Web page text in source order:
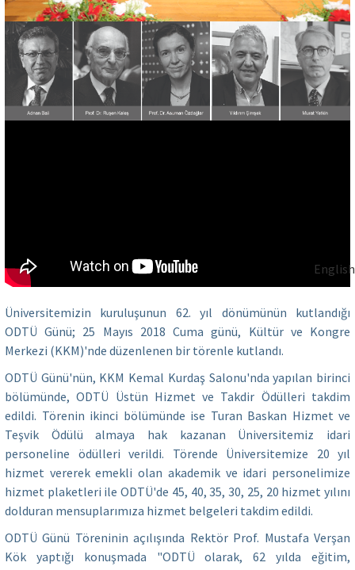
English
Üniversitemizin kuruluşunun 62. yıl dönümünün kutlandığı
ODTÜ Günü; 25 Mayıs 2018 Cuma günü, Kültür ve Kongre
Merkezi (KKM)'nde düzenlenen bir törenle kutlandı.
ODTÜ Günü'nün, KKM Kemal Kurdaş Salonu'nda yapılan birinci
bölümünde, ODTÜ Üstün Hizmet ve Takdir Ödülleri takdim
edildi. Törenin ikinci bölümünde ise Turan Baskan Hizmet ve
Teşvik Ödülü almaya hak kazanan Üniversitemiz idari
personeline ödülleri verildi. Törende Üniversitemize 20 yıl
hizmet vererek emekli olan akademik ve idari personelimize
hizmet plaketleri ile ODTÜ'de 45, 40, 35, 30, 25, 20 hizmet yılını
dolduran mensuplarımıza hizmet belgeleri takdim edildi.
ODTÜ Günü Töreninin açılışında Rektör Prof. Mustafa Verşan
Kök yaptığı konuşmada "ODTÜ olarak, 62 yılda eğitim,